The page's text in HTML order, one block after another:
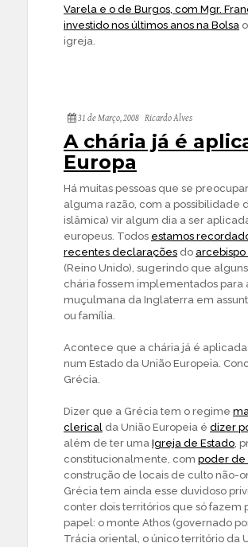
Varela e o de Burgos, com Mgr.
investido nos últimos anos na Bolsa
igreja.
31 de Março, 2008 Ricardo Alves
A chária já é
Europa
Há muitas pessoas que se
alguma razão, com a possibilidade
islâmica) vir algum dia a ser
europeus. Todos estamos
recentes declarações do
(Reino Unido), sugerindo que
chária fossem implementados para
muçulmana da Inglaterra em
ou família.
Acontece que a chária já é
num Estado da União Europeia.
Grécia.
Dizer que a Grécia tem o regime
clerical da União Europeia é dizer
além de ter uma Igreja de Estado,
constitucionalmente, com poder de
construção de locais de culto não-
Grécia tem ainda esse duvidoso
conter dois territórios que só fazem
papel: o monte Athos (governado
Trácia oriental, o único território da